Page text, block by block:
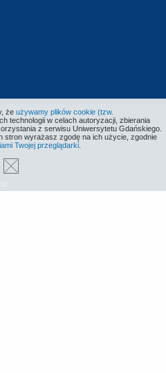
że używamy plików cookie (tzw.
technologii w celach autoryzacji, zbierania
z serwisu Uniwersytetu Gdańskiego.
stron wyrażasz zgodę na ich użycie, zgodnie
Twojej przeglądarki